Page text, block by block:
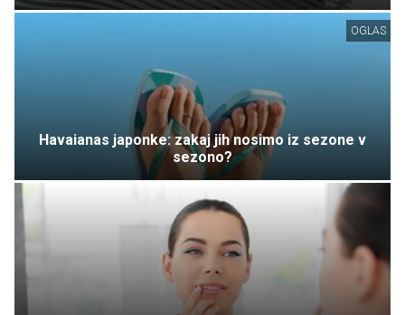
OGLAS
Havaianas japonke: zakaj jih nosimo iz sezone v
sezono?